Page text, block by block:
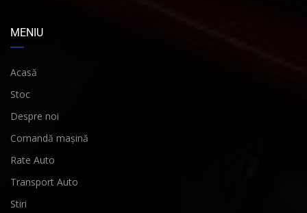
MENIU
Acasă
Stoc
Despre noi
Comandă mașină
Rate Auto
Transport Auto
Stiri